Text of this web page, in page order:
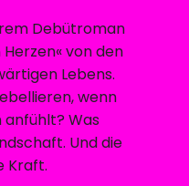
Debütroman
von den
Lebens.
wenn
Was
Und die
Kraft.